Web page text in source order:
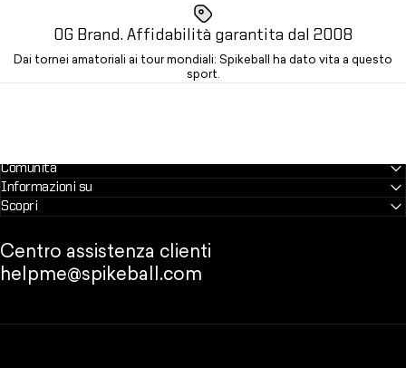
OG Brand. Affidabilità garantita dal 2008
Dai tornei amatoriali ai tour mondiali: Spikeball ha dato vita a questo
sport.
Comunità
Informazioni su
Scopri
Centro assistenza clienti
helpme@spikeball.com